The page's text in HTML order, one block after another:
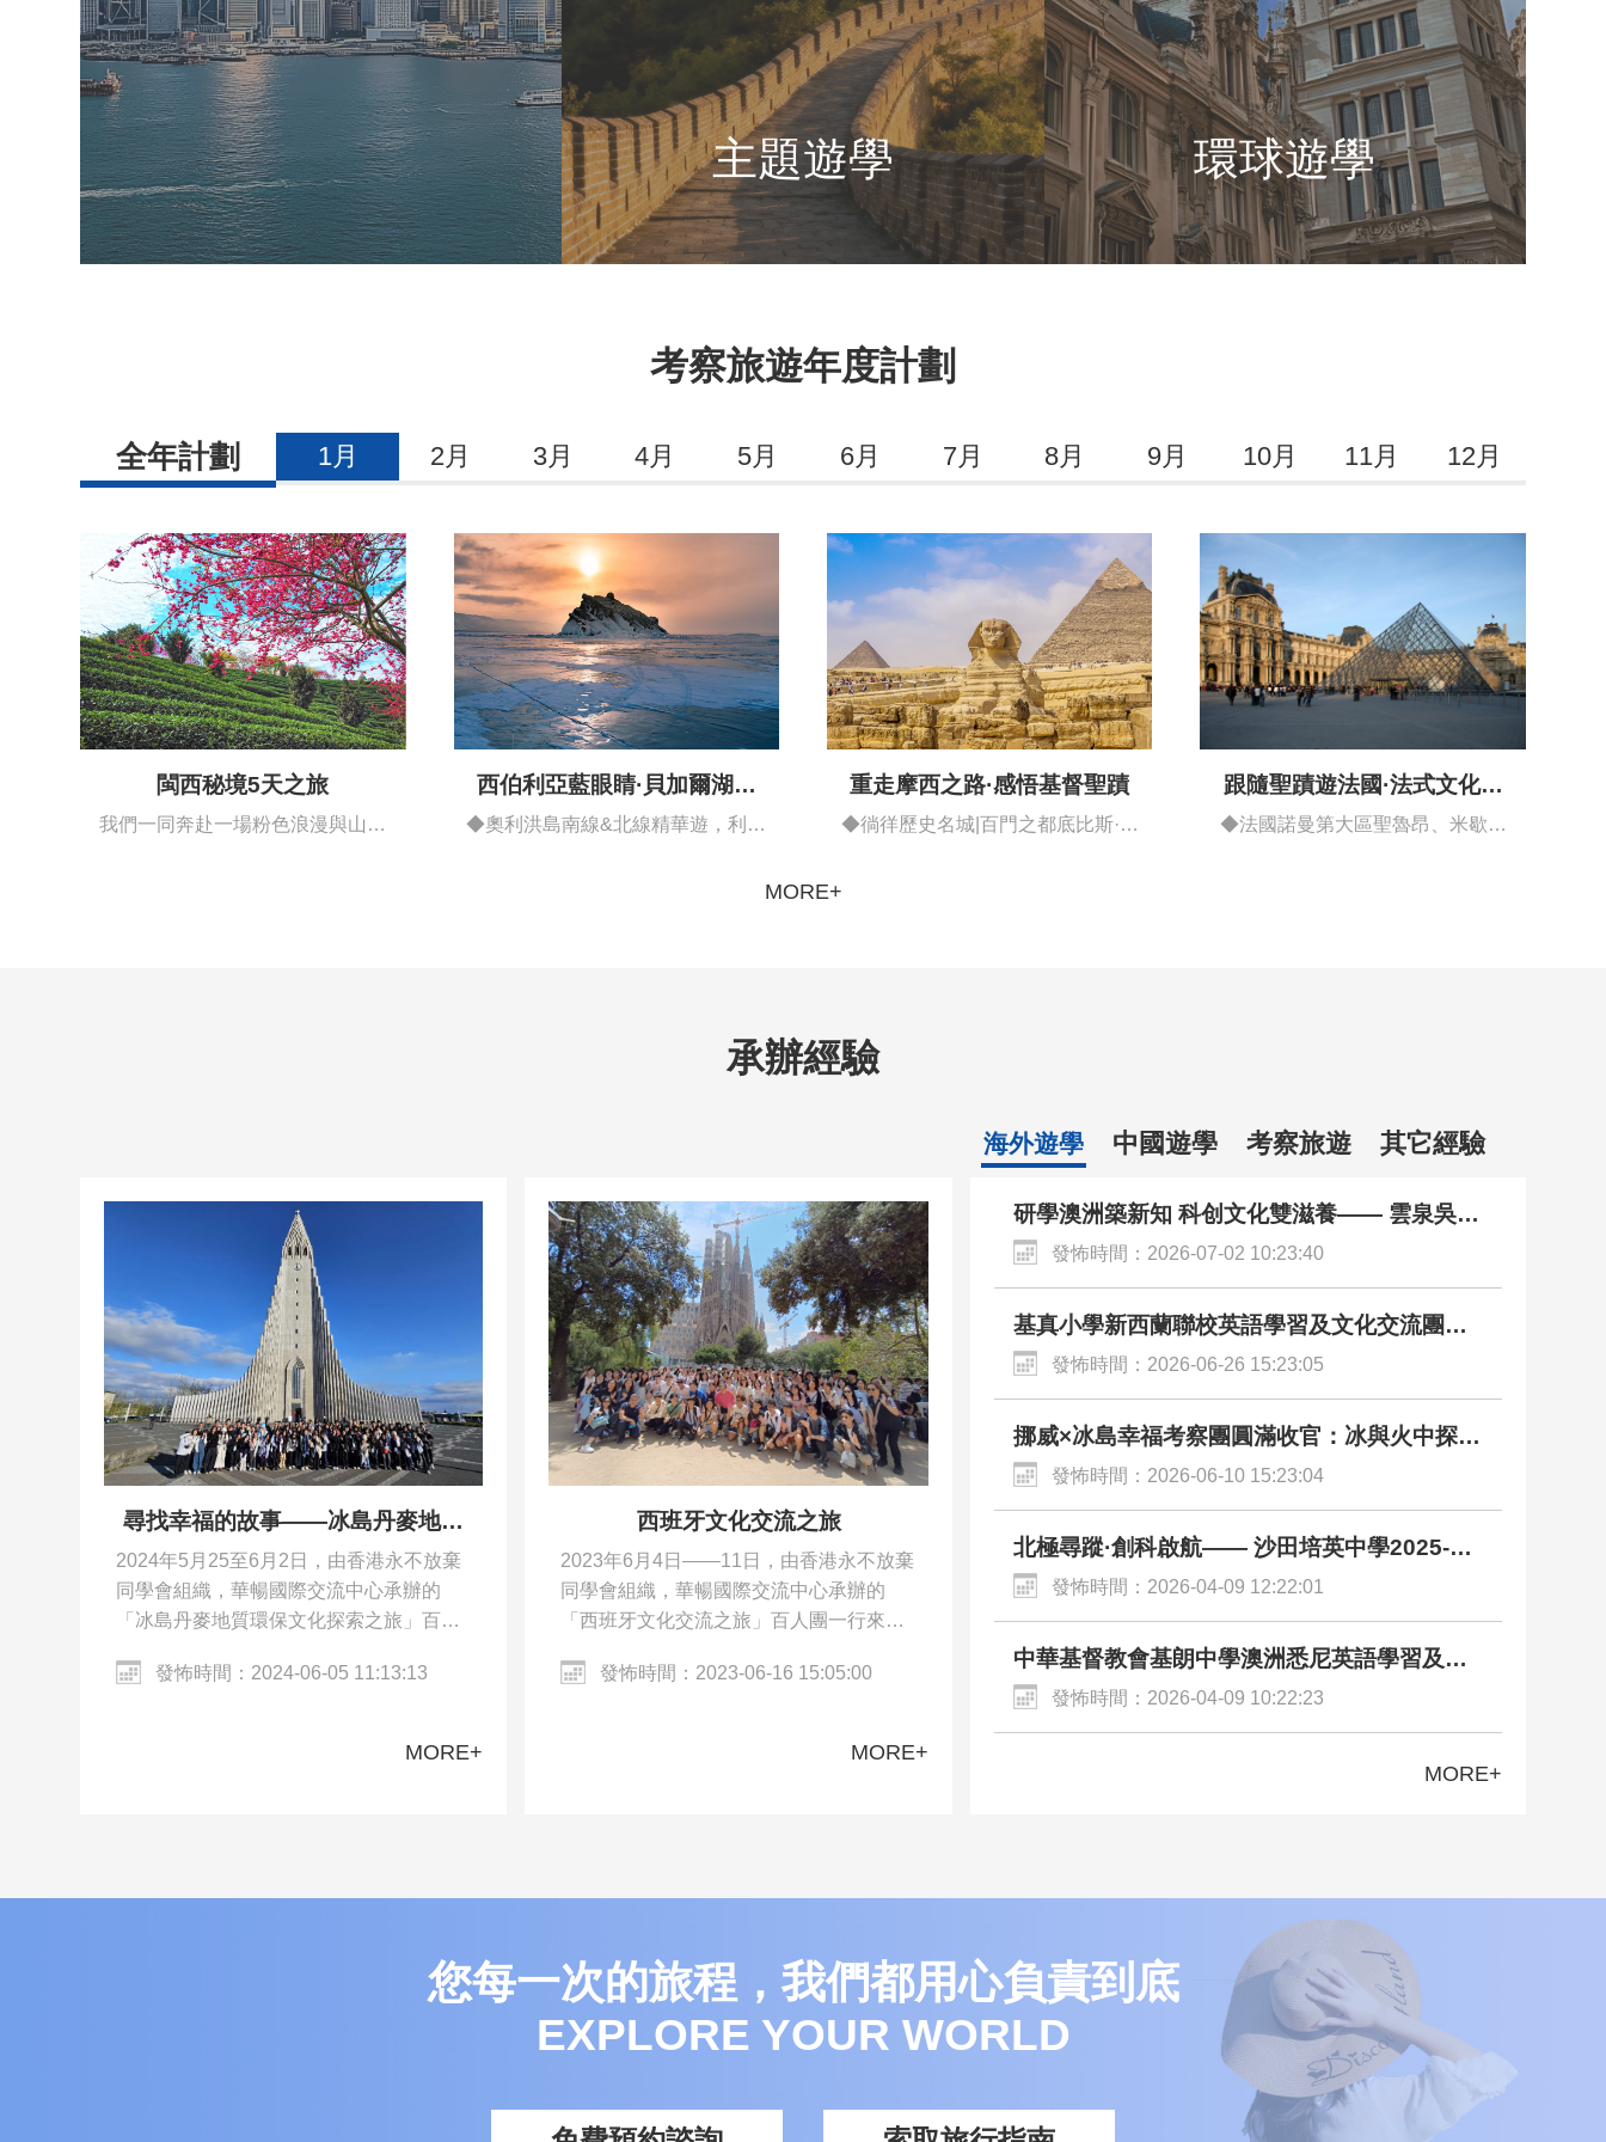
主題遊學 環球遊學
考察旅遊年度計劃
全年計劃 1月 2月 3月 4月 5月 6月 7月 8月 9月 10月 11月 12月
閩西秘境5天之旅
我們一同奔赴一場粉色浪漫與山海
西伯利亞藍眼睛·貝加爾湖異
域風情藍冰之旅
◆奧利洪島南線&北線精華遊，利斯
重走摩西之路·感悟基督聖蹟
◆徜徉歷史名城|百門之都底比斯·首
跟隨聖蹟遊法國·法式文化藝
術深度之旅
◆法國諾曼第大區聖魯昂、米歇爾
MORE+
承辦經驗
海外遊學 中國遊學 考察旅遊 其它經驗
尋找幸福的故事——冰島丹麥地質
環保文化探索之旅
2024年5月25至6月2日，由香港永不放棄
同學會組織，華暢國際交流中心承辦的
「冰島丹麥地質環保文化探索之旅」百人
本哈根。交流團參觀了哥本哈根市區、
發怖時間：2024-06-05 11:13:13
MORE+
西班牙文化交流之旅
2023年6月4日——11日，由香港永不放棄
同學會組織，華暢國際交流中心承辦的
「西班牙文化交流之旅」百人團一行來到
了巴塞罗那沙滩、聖家族大教堂、哥特區
發怖時間：2023-06-16 15:05:00
MORE+
研學澳洲築新知 科创文化雙滋養—— 雲泉吳禮
和紀念學校悉尼遊學團圓滿收官
發怖時間：2026-07-02 10:23:40
基真小學新西蘭聯校英語學習及文化交流團圓
滿收官 沉浸校園、寄宿家庭與多元文化探索 全
方位拓闊國際視野
發怖時間：2026-06-26 15:23:05
挪威×冰島幸福考察團圓滿收官：冰與火中探尋
快樂之源
發怖時間：2026-06-10 15:23:04
北極尋蹤·創科啟航—— 沙田培英中學2025-26
年度芬蘭創科文化交流團圓滿落幕
發怖時間：2026-04-09 12:22:01
中華基督教會基朗中學澳洲悉尼英語學習及文
化體驗交流團圓滿舉行
發怖時間：2026-04-09 10:22:23
MORE+
您每一次的旅程，我們都用心負責到底
EXPLORE YOUR WORLD